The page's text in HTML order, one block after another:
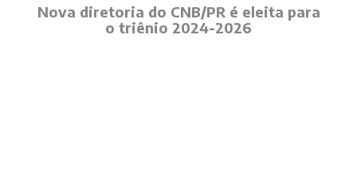
Nova diretoria do CNB/PR é eleita para
o triênio 2024-2026